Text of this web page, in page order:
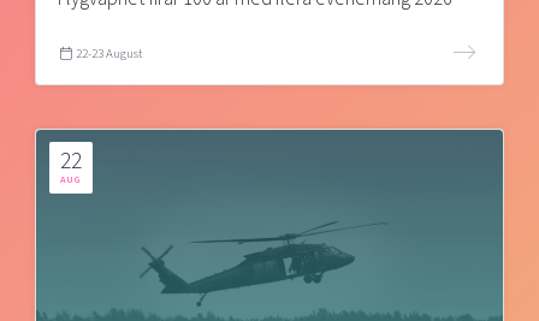
22-23 August
22
AUG